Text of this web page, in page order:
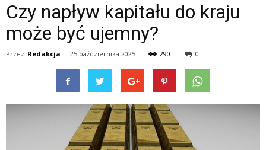
Czy napływ kapitału do kraju
może być ujemny?
Przez Redakcja - 25 października 2025 290 0